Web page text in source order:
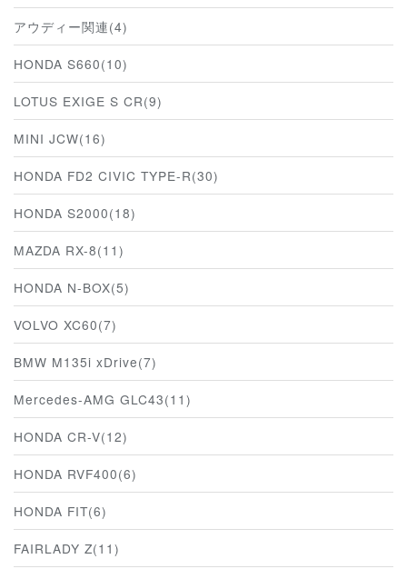
アウディー関連(4)
HONDA S660(10)
LOTUS EXIGE S CR(9)
MINI JCW(16)
HONDA FD2 CIVIC TYPE-R(30)
HONDA S2000(18)
MAZDA RX-8(11)
HONDA N-BOX(5)
VOLVO XC60(7)
BMW M135i xDrive(7)
Mercedes-AMG GLC43(11)
HONDA CR-V(12)
HONDA RVF400(6)
HONDA FIT(6)
FAIRLADY Z(11)